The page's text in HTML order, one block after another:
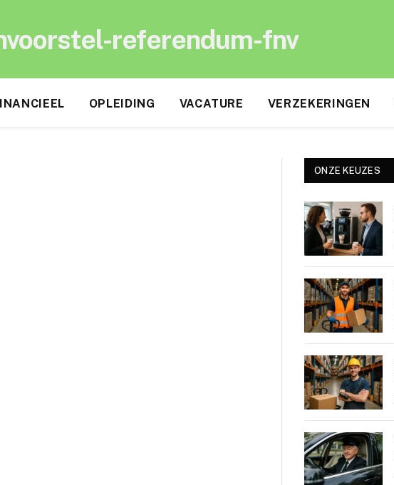
referendum-fnv
OPLEIDING VACATURE VERZEKERINGEN
ONZE KEUZES